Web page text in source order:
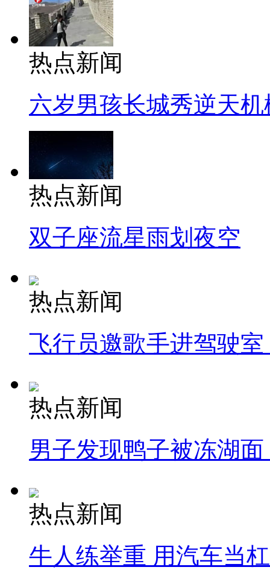
热点新闻
六岁男孩长城秀逆天机
热点新闻
双子座流星雨划夜空
热点新闻
飞行员邀歌手进驾驶
热点新闻
男子发现鸭子被冻湖
热点新闻
牛人练举重 用汽车当